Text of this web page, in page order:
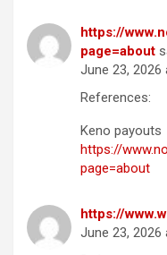
https://
page=about
June 23, 2026
References:
Keno payouts
https://
page=about
https://
June 23, 2026